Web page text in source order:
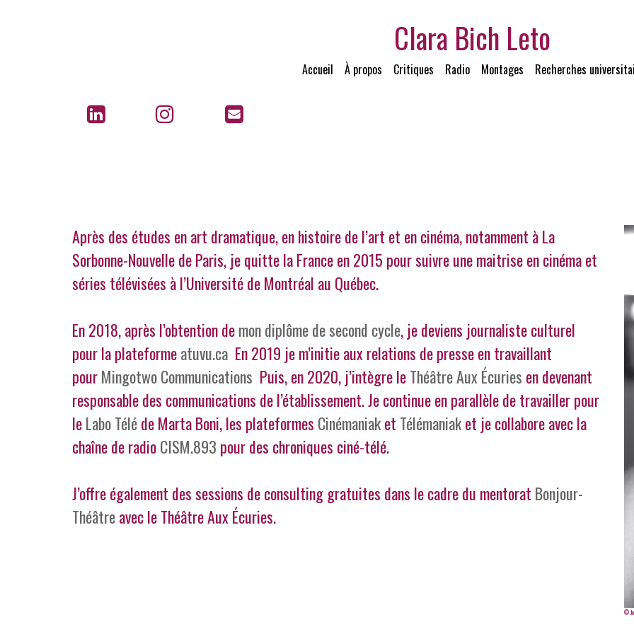
Clara Bich Leto
Accueil À propos Critiques Radio Montages Recherches
Après des études en art dramatique, en histoire de l’art et en cinéma, notamment à La
Sorbonne-Nouvelle de Paris, je quitte la France en 2015 pour suivre une maitrise en cinéma et
séries télévisées à l’Université de Montréal au Québec.
En 2018, après l’obtention demon diplôme de second cycle, je deviens journaliste culturel
pour la plateformeatuvu.ca En 2019 je m’initie aux relations de presse en travaillant
pourMingotwo Communications Puis, en 2020, j’intègre leThéâtre Aux Écuries en devenant
responsable des communications de l’établissement. Je continue en parallèle de travailler pour
leLabo Téléde Marta Boni, les plateformes Cinémaniaket Télémaniaket je collabore avec la
chaîne de radioCISM.893 pour des chroniques ciné-télé.
J’offre également des sessions de consulting gratuites dans le cadre du mentorat Bonjour-
Théâtreavec le Théâtre Aux Écuries.
©